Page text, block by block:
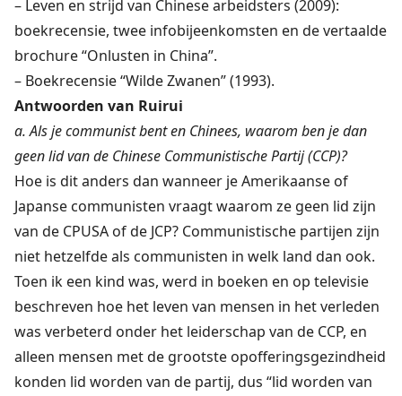
– Leven en strijd van Chinese arbeidsters (2009):
boekrecensie, twee infobijeenkomsten en devertaalde
brochure “Onlusten in China”.
– Boekrecensie “Wilde Zwanen”(1993).
Antwoorden van Ruirui
a. Als je communist bent en Chinees, waarom ben je dan
geen lid van de Chinese Communistische Partij (CCP)?
Hoe is dit anders dan wanneer je Amerikaanse of
Japanse communisten vraagt waarom ze geen lid zijn
van de CPUSA of de JCP? Communistische partijen zijn
niet hetzelfde als communisten in welk land dan ook.
Toen ik een kind was, werd in boeken en op televisie
beschreven hoe het leven van mensen in het verleden
was verbeterd onder het leiderschap van de CCP, en
alleen mensen met de grootste opofferingsgezindheid
konden lid worden van de partij, dus “lid worden van